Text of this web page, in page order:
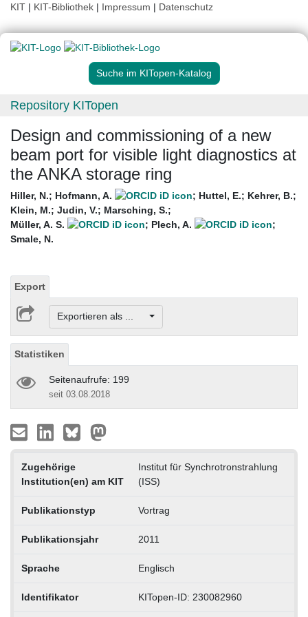
KIT | KIT-Bibliothek | Impressum | Datenschutz
Suche im KITopen-Katalog
Repository KITopen
Design and commissioning of a new
beam port for visible light diagnostics at
the ANKA storage ring
Hiller, N.; Hofmann, A. ; Huttel, E.; Kehrer, B.;
Klein, M.; Judin, V.; Marsching, S.;
Müller, A. S.
; Plech, A.
;
Smale, N.
Export
Exportieren als ...
Statistiken
Seitenaufrufe: 199
seit 03.08.2018
Zugehörige
Institution(en) am KIT
Institut für Synchrotronstrahlung
(ISS)
Publikationstyp Vortrag
Publikationsjahr 2011
Sprache Englisch
Identifikator KITopen-ID: 230082960